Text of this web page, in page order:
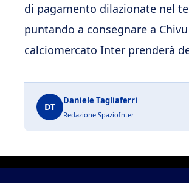
di pagamento dilazionate nel
puntando a consegnare a
calciomercato Inter prenderà
DT
Daniele Tagliaferri
Redazione SpazioInter